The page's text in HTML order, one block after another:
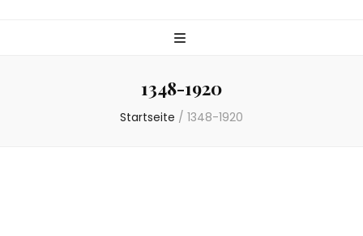
1348-1920
Startseite / 1348-1920